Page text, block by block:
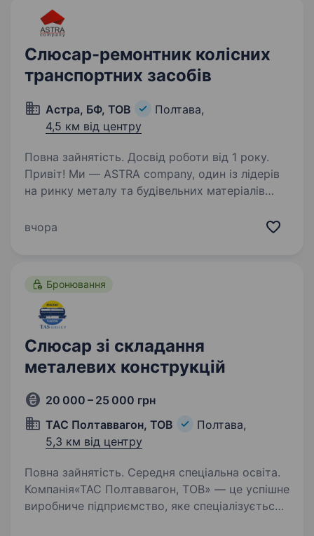
та входить до трійки…
Слюсар-ремонтник колісних
транспортних засобів
Астра, БФ, ТОВ
Полтава,
4,5 км від центру
Повна зайнятість. Досвід роботи від 1 року.
Привіт! Ми — ASTRA company, один із лідерів
на ринку металу та будівельних матеріалів
команда — це молоді фахівці та професіонали,
вчора
Бронювання
Слюсар зі складання
металевих конструкцій
20 000 – 25 000 грн
ТАС Полтаввагон, ТОВ
Полтава,
5,3 км від центру
Повна зайнятість. Середня спеціальна освіта.
Компанія«ТАС Полтаввагон, ТОВ» — це успішне
виробниче підприємство, яке спеціалізується